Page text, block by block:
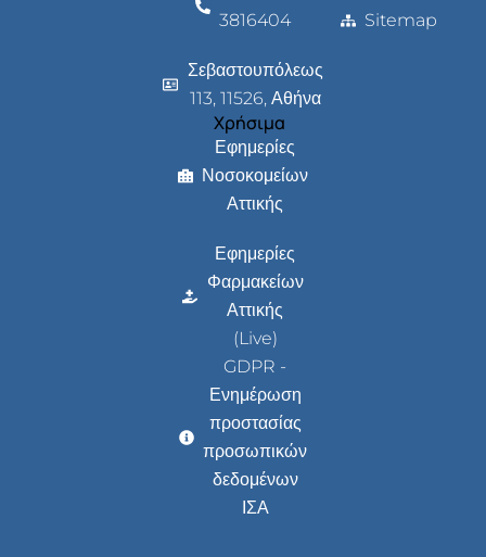
3816404
Σεβαστουπόλεως
113, 11526, Αθήνα
Χρήσιμα
Εφημερίες
Νοσοκομείων
Αττικής
Εφημερίες
Φαρμακείων
Αττικής
(Live)
GDPR -
Ενημέρωση
προστασίας
προσωπικών
δεδομένων
ΙΣΑ
Sitemap